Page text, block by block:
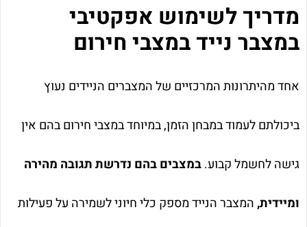
מדריך לשימוש אפקטיבי
במצבר נייד במצבי חירום
אחד מהיתרונות המרכזיים של המצברים הניידים נעוץ
ביכולתם לעמוד במבחן הזמן, במיוחד במצבי חירום בהם אין
גישה לחשמל קבוע.במצבים בהם נדרשת תגובה מהירה
ומיידית,המצבר הנייד מספק כלי חיוני לשמירה על פעילות